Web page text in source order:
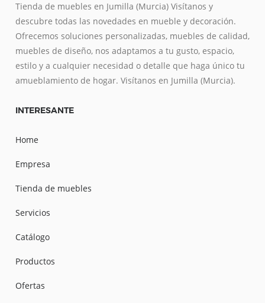
Tienda de muebles en Jumilla (Murcia) Visítanos y
descubre todas las novedades en mueble y decoración.
Ofrecemos soluciones personalizadas, muebles de calidad,
muebles de diseño, nos adaptamos a tu gusto, espacio,
estilo y a cualquier necesidad o detalle que haga único tu
amueblamiento de hogar. Visítanos en Jumilla (Murcia).
INTERESANTE
Home
Empresa
Tienda de muebles
Servicios
Catálogo
Productos
Ofertas